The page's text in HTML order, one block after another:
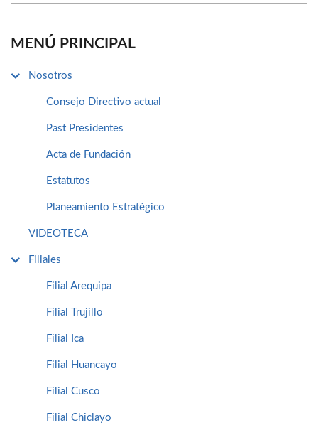
MENÚ PRINCIPAL
Nosotros
Consejo Directivo actual
Past Presidentes
Acta de Fundación
Estatutos
Planeamiento Estratégico
VIDEOTECA
Filiales
Filial Arequipa
Filial Trujillo
Filial Ica
Filial Huancayo
Filial Cusco
Filial Chiclayo